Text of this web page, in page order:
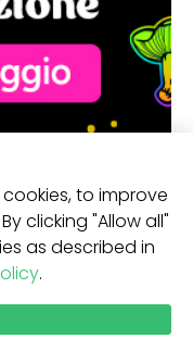
-
to improve
clicking "Allow all"
as described in
.